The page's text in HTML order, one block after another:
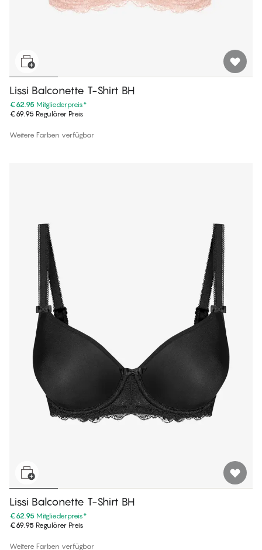
Lissi Balconette T-Shirt BH
€62.95 Mitgliederpreis*
€69.95 Regulärer Preis
Weitere Farben verfügbar
Lissi Balconette T-Shirt BH
€62.95 Mitgliederpreis*
€69.95 Regulärer Preis
Weitere Farben verfügbar